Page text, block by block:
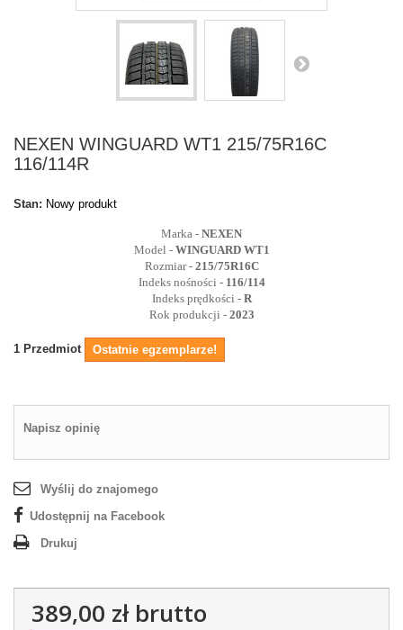
NEXEN WINGUARD WT1 215/75R16C
116/114R
Stan: Nowy produkt
Marka - NEXEN
Model - WINGUARD WT1
Rozmiar - 215/75R16C
Indeks nośności - 116/114
Indeks prędkości - R
Rok produkcji - 2023
1 Przedmiot Ostatnie egzemplarze!
Napisz opinię
Wyślij do znajomego
Udostępnij na Facebook
Drukuj
389,00 złbrutto